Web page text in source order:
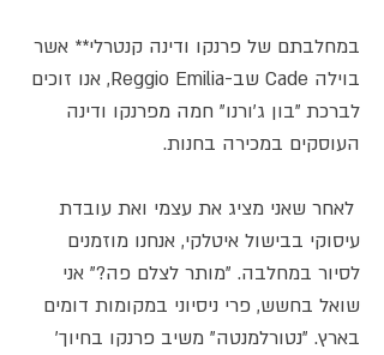
במחלבתם של פרנקו ודינה קנטרלי** אשר
בוילה Cade שב-Reggio Emilia, אנו זוכים
לברכת "בון ג'ורנו" חמה מפרנקו ודינה
העוסקים במכירה בחנות.
לאחר שאני מציג את עצמי ואת עובדת
עיסוקי בבישול איטלקי, אנחנו מוזמנים
לסיור במחלבה. "מותר לצלם פה?" אני
שואל בחשש, פרי ניסיוני במקומות דומים
בארץ. "נטורלמנטה" משיב פרנקו בחיוך'